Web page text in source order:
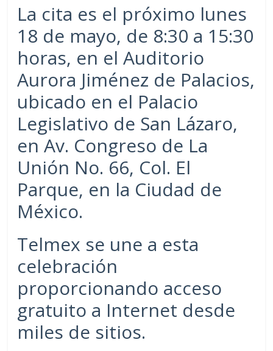
La cita es el próximo lunes
18 de mayo, de 8:30 a 15:30
horas, en el Auditorio
Aurora Jiménez de Palacios,
ubicado en el Palacio
Legislativo de San Lázaro,
en Av. Congreso de La
Unión No. 66, Col. El
Parque, en la Ciudad de
México.
Telmex se une a esta
celebración
proporcionando acceso
gratuito a Internet desde
miles de sitios.